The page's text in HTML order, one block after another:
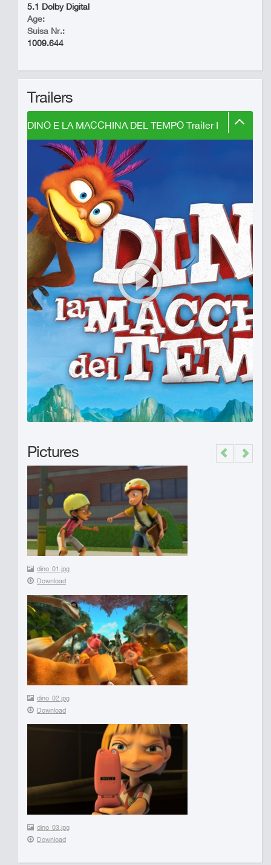
5.1 Dolby Digital
Age:
Suisa Nr.:
1009.644
Trailers
DINO E LA MACCHINA DEL TEMPO Trailer I
Pictures
dino_01.jpg
Download
dino_02.jpg
Download
dino_03.jpg
Download
Previous
Next